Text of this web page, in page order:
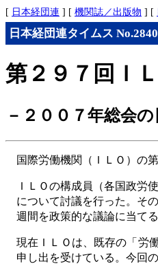
[ 日本経団連 ] [ 機関誌／出版物 ] [
日本経団連タイムス
第２９７回Ｉ
－２００７年総会
国際労働機関（ＩＬＯ）の
ＩＬＯの構成員（各国政労
について討議を行った。そ
週間を政策的な議論に当て
現在ＩＬＯは、既存の「労
申し出を受けている。今回